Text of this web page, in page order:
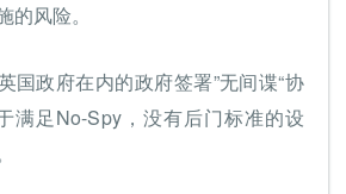
风险。
国政府在内的政府签署”无间谍“协
满足No-Spy，没有后门标准的设